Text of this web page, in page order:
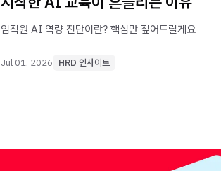
임직원 AI 역량 진단이란? 핵심만 짚어드릴게요
Jul 01, 2026 HRD 인사이트